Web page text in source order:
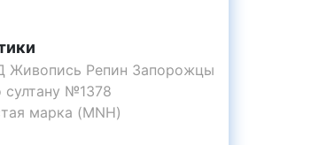
Живопись Репин Запорожцы
№1378
марка (MNH)